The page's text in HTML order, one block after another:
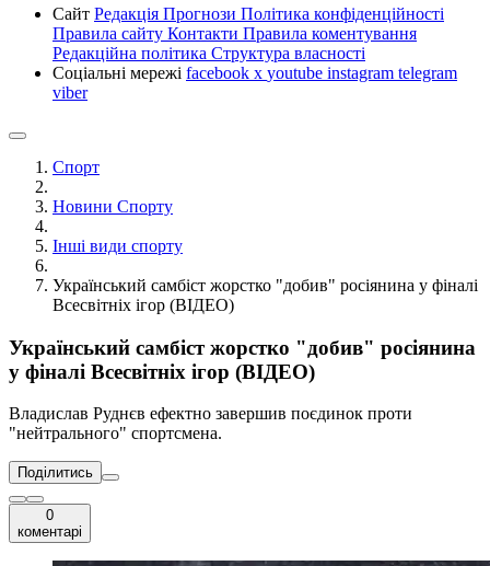
Сайт Редакція Прогнози Політика конфіденційності
Правила сайту Контакти Правила коментування
Редакційна політика Структура власності
Соціальні мережі facebook x youtube instagram telegram
viber
Спорт
Новини Спорту
Інші види спорту
Український самбіст жорстко "добив" росіянина у фіналі
Всесвітніх ігор (ВІДЕО)
Український самбіст жорстко "добив" росіянина
у фіналі Всесвітніх ігор (ВІДЕО)
Владислав Руднєв ефектно завершив поєдинок проти
"нейтрального" спортсмена.
Поділитись
0
коментарі